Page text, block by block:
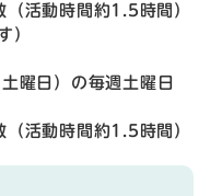
活動時間約1.5時間）
）
曜日）の毎週土曜日
活動時間約1.5時間）